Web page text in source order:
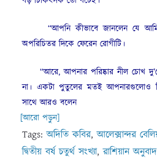
“আপনি কীভাবে জানলেন যে আমি
অপরিচিতর দিকে ফেরেন রোগীটি।
“আরে, আপনার পরিষ্কার নীল চোখ
না। একটা পুতুলের মতই আপনারগুলোও
সাথে আরও বলেন
[আরো পড়ুন]
Tags:অদিতি কবির,আলেক্সান্দর
দ্বিতীয় বর্ষ চতুর্থ সংখ্যা,রাশিয়ান